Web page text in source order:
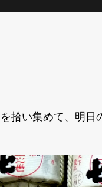
拾い集めて、明日